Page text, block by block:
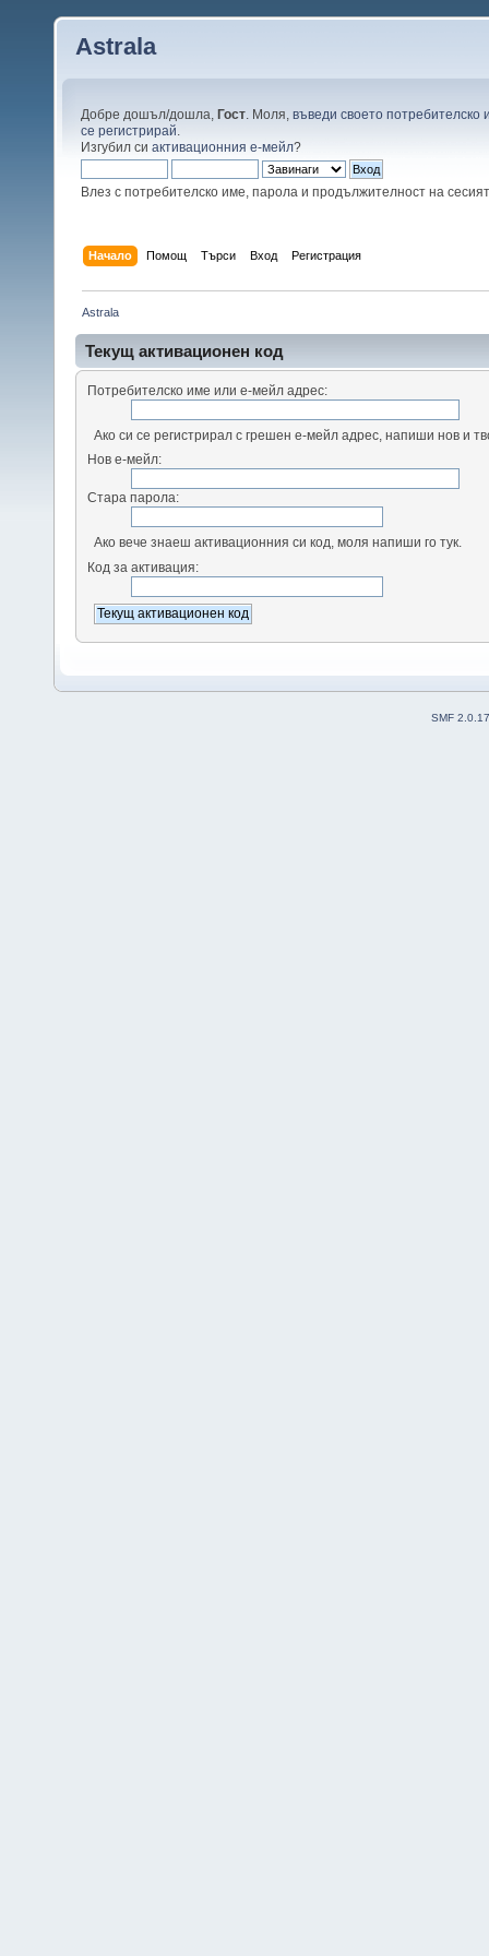
Astrala
Добре дошъл/дошла, Гост . Моля, въведи своето потребителско
се регистрирай
Изгубил си активационния е-мейл?
Влез с потребителско име, парола и продължителност на
Начало Помощ Търси Вход Регистрация
Astrala
Текущ активационен код
Потребителско име или е-мейл адрес:
Ако си се регистрирал с грешен е-мейл адрес, напиши нов и
Нов е-мейл:
Стара парола:
Ако вече знаеш активационния си код, моля напиши го тук.
Код за активация:
SMF 2.0.17